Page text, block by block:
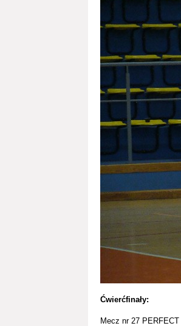
Ćwierćfinały:
Mecz nr 27